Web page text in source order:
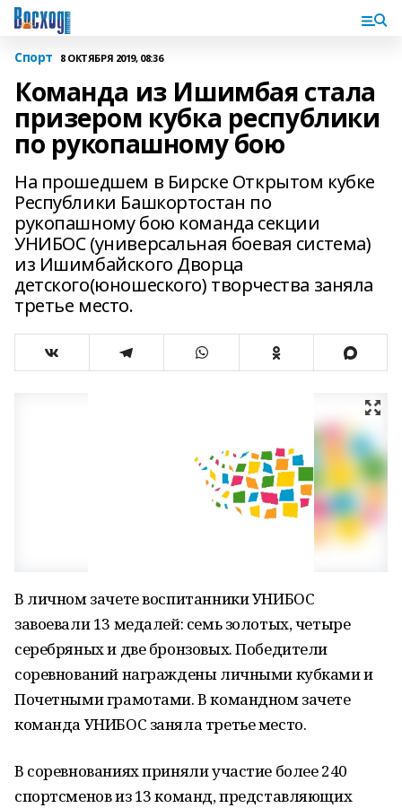
Спорт 8 ОКТЯБРЯ 2019, 08:36
Команда из Ишимбая стала
призером кубка республики
по рукопашному бою
На прошедшем в Бирске Открытом кубке
Республики Башкортостан по
рукопашному бою команда секции
УНИБОС (универсальная боевая система)
из Ишимбайского Дворца
детского(юношеского) творчества заняла
третье место.
В личном зачете воспитанники УНИБОС
завоевали 13 медалей: семь золотых, четыре
серебряных и две бронзовых. Победители
соревнований награждены личными кубками и
Почетными грамотами. В командном зачете
команда УНИБОС заняла третье место.
В соревнованиях приняли участие более 240
спортсменов из 13 команд, представляющих